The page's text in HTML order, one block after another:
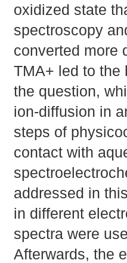
oxidized state
spectroscopy
converted more
TMA+ led to the
the question,
ion-diffusion in
steps of
contact with
addressed in
in different
spectra were
Afterwards, the